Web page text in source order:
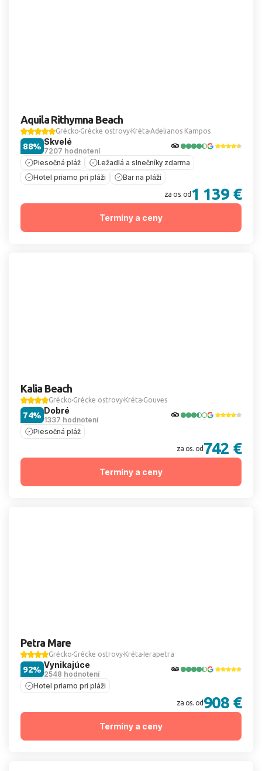
Aquila Rithymna Beach
Grécko Grécke ostrovy Kréta Adelianos Kampos
Skvelé
7207 hodnotení
88%
Piesočná pláž
Ležadlá a slnečníky zdarma
Hotel priamo pri pláži
Bar na pláži
za os. od 1 139 €
Termíny a ceny
Kalia Beach
Grécko Grécke ostrovy Kréta Gouves
Dobré
1337 hodnotení
74%
Piesočná pláž
za os. od 742 €
Termíny a ceny
Petra Mare
Grécko Grécke ostrovy Kréta Ierapetra
Vynikajúce
2548 hodnotení
92%
Hotel priamo pri pláži
za os. od 908 €
Termíny a ceny